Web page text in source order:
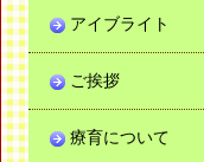
アイブライト
ご挨拶
療育について